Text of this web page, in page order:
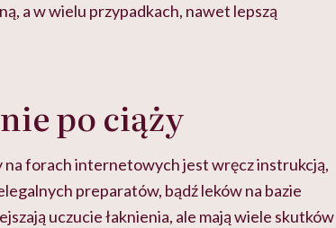
a w wielu przypadkach, nawet lepszą
po ciąży
forach internetowych jest wręcz instrukcją,
preparatów, bądź leków na bazie
uczucie łaknienia, ale mają wiele skutków